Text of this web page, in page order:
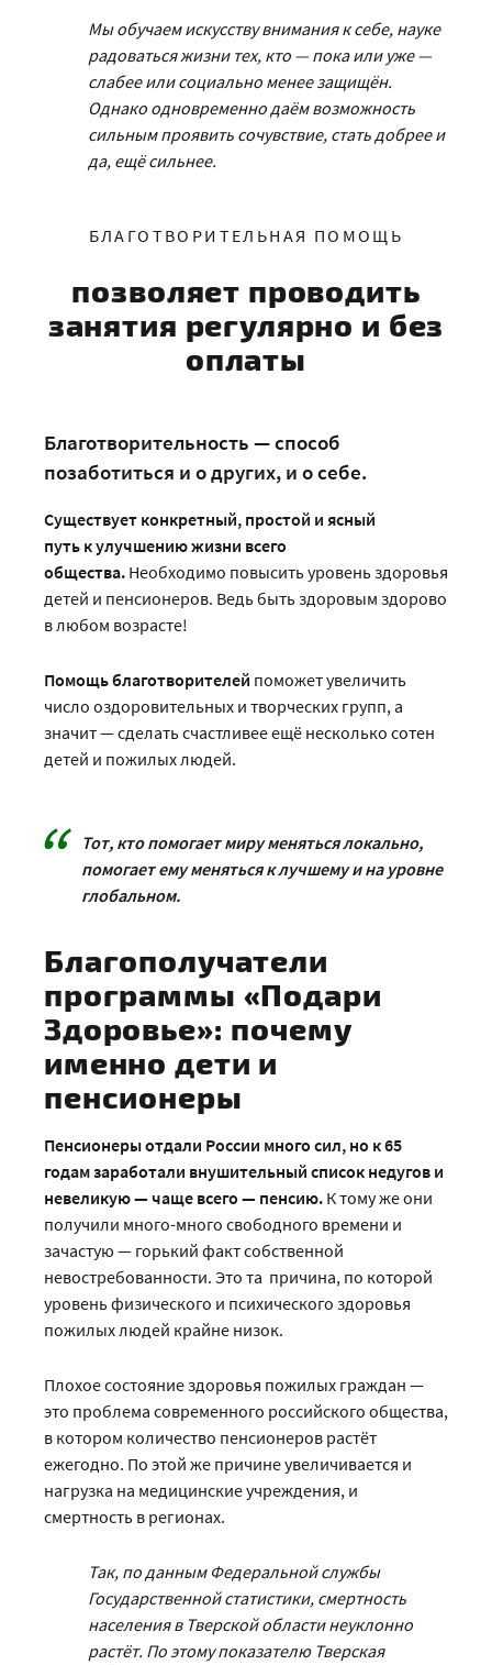
Мы обучаем искусству внимания к себе, науке
радоваться жизни тех, кто — пока или уже —
слабее или социально менее защищён.
Однако одновременно даём возможность
сильным проявить сочувствие, стать добрее и
да, ещё сильнее.
БЛАГОТВОРИТЕЛЬНАЯ ПОМОЩЬ
позволяет проводить
занятия регулярно и без
оплаты
Благотворительность — способ
позаботиться и о других, и о себе.
Существует конкретный, простой и ясный
путь к улучшению жизни всего
общества. Необходимо повысить уровень здоровья
детей и пенсионеров. Ведь быть здоровым здорово
в любом возрасте!
Помощь благотворителей поможет увеличить
число оздоровительных и творческих групп, а
значит — сделать счастливее ещё несколько сотен
детей и пожилых людей.
Тот, кто помогает миру меняться локально,
помогает ему меняться к лучшему и на уровне
глобальном.
Благополучатели
программы «Подари
Здоровье»: почему
именно дети и
пенсионеры
Пенсионеры отдали России много сил, но к 65
годам заработали внушительный список недугов и
невеликую — чаще всего — пенсию. К тому же они
получили много-много свободного времени и
зачастую — горький факт собственной
невостребованности. Это та причина, по которой
уровень физического и психического здоровья
пожилых людей крайне низок.
Плохое состояние здоровья пожилых граждан —
это проблема современного российского общества,
в котором количество пенсионеров растёт
ежегодно. По этой же причине увеличивается и
нагрузка на медицинские учреждения, и
смертность в регионах.
Так, по данным Федеральной службы
Государственной статистики, смертность
населения в Тверской области неуклонно
растёт. По этому показателю Тверская